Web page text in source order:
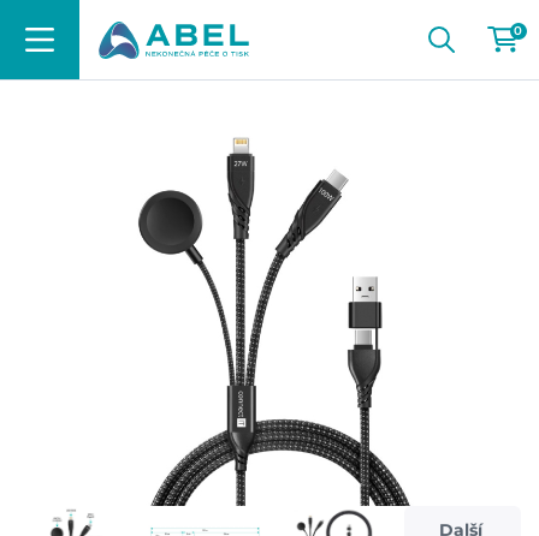
0
Další